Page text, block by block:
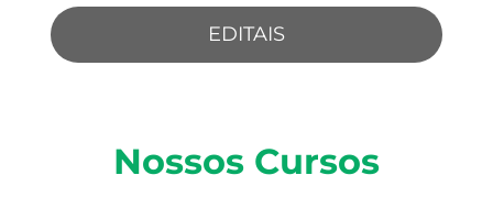
EDITAIS
Nossos Cursos